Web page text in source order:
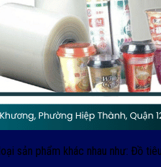
sản phẩm khác nhau như: Đồ